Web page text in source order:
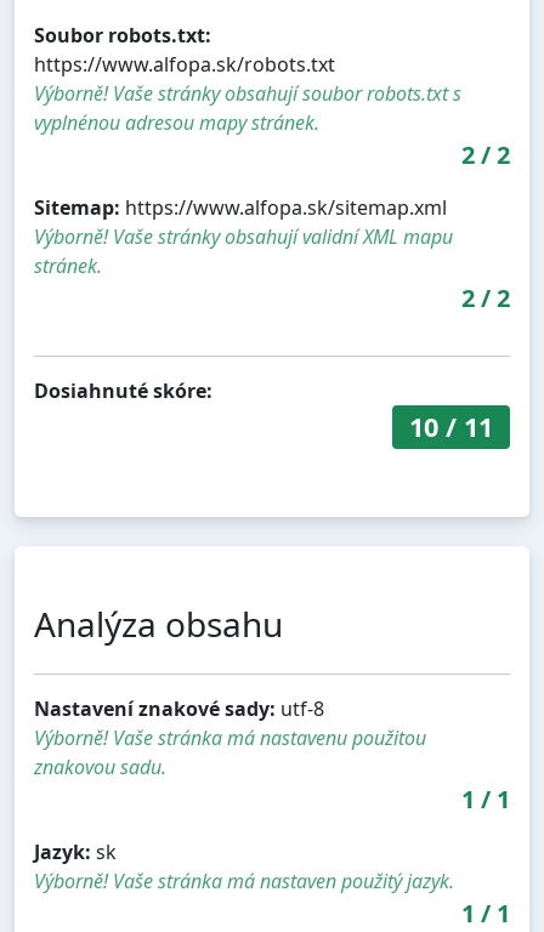
Soubor robots.txt:
https://www.alfopa.sk/robots.txt
Výborně! Vaše stránky obsahují soubor robots.txt s
vyplnénou adresou mapy stránek.
2/2
Sitemap: https://www.alfopa.sk/sitemap.xml
Výborně! Vaše stránky obsahují validní XML mapu
stránek.
2/2
Dosiahnuté skóre:
10/ 11
Analýza obsahu
Nastavení znakové sady: utf-8
Výborně! Vaše stránka má nastavenu použitou
znakovou sadu.
1 / 1
Jazyk: sk
Výborně! Vaše stránka má nastaven použitý jazyk.
1 / 1